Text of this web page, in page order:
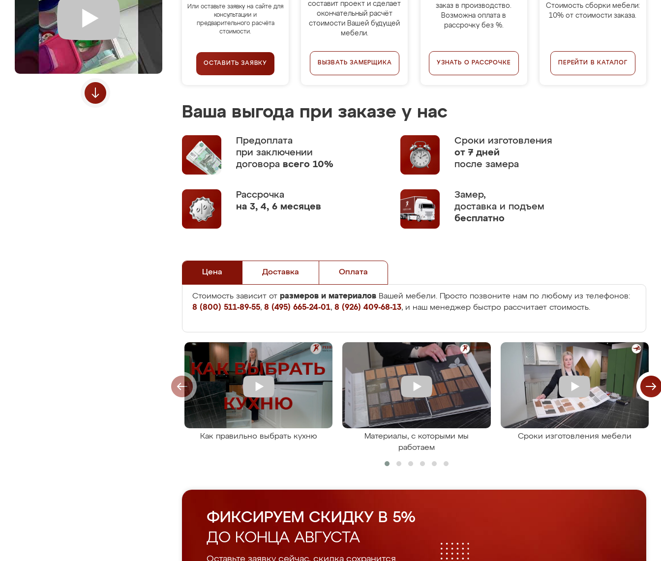
Или оставьте заявку на сайте для
консультации и
предварительного расчёта
стоимости.
ОСТАВИТЬ ЗАЯВКУ
составит проект и сделает
окончательный расчёт
стоимости Вашей будущей
мебели.
ВЫЗВАТЬ ЗАМЕРЩИКА
заказ в производство.
Возможна оплата в
рассрочку без %.
УЗНАТЬ О РАССРОЧКЕ
Стоимость сборки мебели:
10% от стоимости заказа.
ПЕРЕЙТИ В КАТАЛОГ
Ваша выгода при заказе у нас
Предоплата
при заключении
договора всего 10%
Сроки изготовления
от 7 дней
после замера
Рассрочка
на 3, 4, 6 месяцев
Замер,
доставка и подъем
бесплатно
Цена Доставка Оплата
Стоимость зависит от размеров и материалов Вашей мебели. Просто позвоните нам по любому из телефонов:
8 (800) 511-89-55, 8 (495) 665-24-01, 8 (926) 409-68-13, и наш менеджер быстро рассчитает стоимость.
Как правильно выбрать кухню
Материалы, с которыми мы
работаем
Сроки изготовления мебели
ФИКСИРУЕМ СКИДКУ В 5%
ДО КОНЦА АВГУСТА
Оставьте заявку сейчас, скидка сохранится.